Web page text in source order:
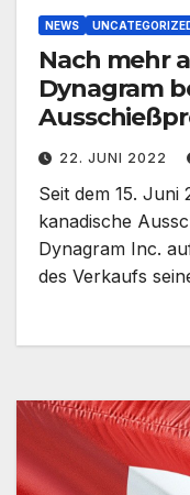
NEWS
Nach mehr
Dynagram
22. JUNI 2022
Seit dem 15. Juni
kanadische
Dynagram Inc.
des Verkaufs